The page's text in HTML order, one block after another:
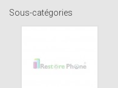
Sous-catégories